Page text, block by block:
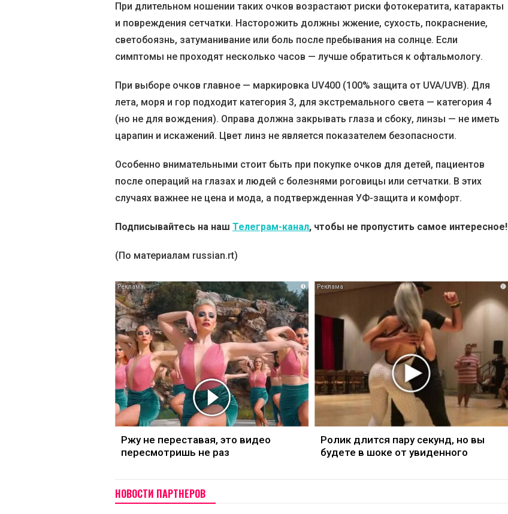
При длительном ношении таких очков возрастают риски фотокератита, катаракты
и повреждения сетчатки. Насторожить должны жжение, сухость, покраснение,
светобоязнь, затуманивание или боль после пребывания на солнце. Если
симптомы не проходят несколько часов — лучше обратиться к офтальмологу.
При выборе очков главное — маркировка UV400 (100% защита от UVA/UVB). Для
лета, моря и гор подходит категория 3, для экстремального света — категория 4
(но не для вождения). Оправа должна закрывать глаза и сбоку, линзы — не иметь
царапин и искажений. Цвет линз не является показателем безопасности.
Особенно внимательными стоит быть при покупке очков для детей, пациентов
после операций на глазах и людей с болезнями роговицы или сетчатки. В этих
случаях важнее не цена и мода, а подтвержденная УФ-защита и комфорт.
Подписывайтесь на наш Телеграм-канал, чтобы не пропустить самое интересное!
(По материалам russian.rt)
i
Ржу не переставая, это видео
пересмотришь не раз
i
Ролик длится пару секунд, но вы
будете в шоке от увиденного
НОВОСТИ ПАРТНЕРОВ